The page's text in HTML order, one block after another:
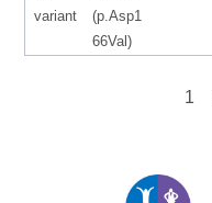
variant
(p.Asp1
66Val)
1